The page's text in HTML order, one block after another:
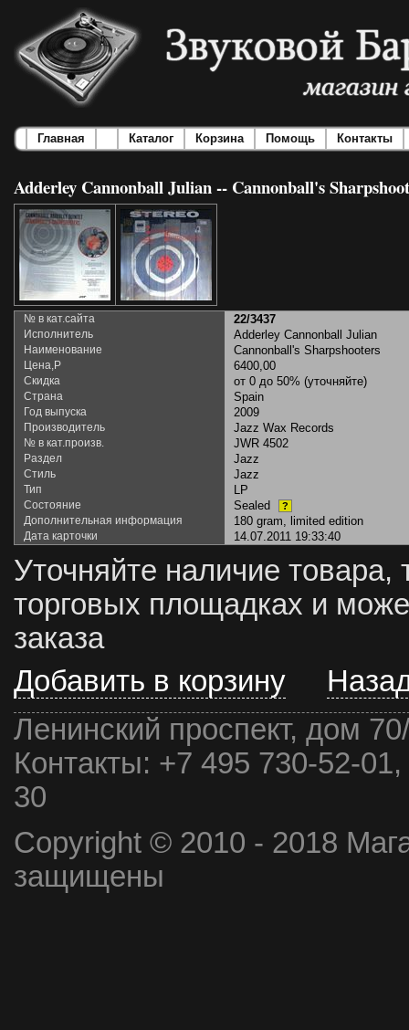
Главная Каталог Корзина Помощь Контакты
Adderley Cannonball Julian -- Cannonball's
№ в кат.сайта 22/3437
Исполнитель Adderley Cannonball Julian
Наименование Cannonball's Sharpshooters
Цена,Р 6400,00
Скидка от 0 до 50% (уточняйте)
Страна Spain
Год выпуска 2009
Производитель Jazz Wax Records
№ в кат.произв. JWR 4502
Раздел Jazz
Стиль Jazz
Тип LP
Состояние Sealed ?
Дополнительная информация 180 gram, limited edition
Дата карточки 14.07.2011 19:33:40
Уточняйте наличие товара,
торговых площадках и
заказа
Добавить в корзину
Ленинский проспект, дом
Контакты: +7 495 730-52-
30
Copyright © 2010 - 2018
защищены